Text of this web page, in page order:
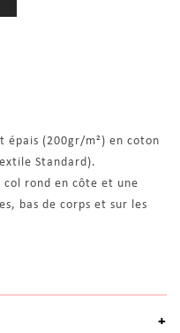
épais (200gr/m²) en coton
Standard).
col rond en côte et une
bas de corps et sur les